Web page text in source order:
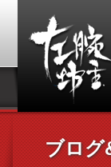
ブログ